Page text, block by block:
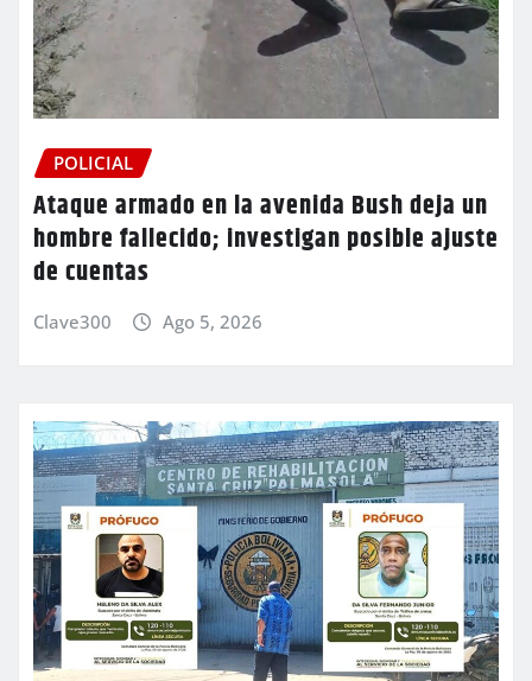
POLICIAL
Ataque armado en la avenida Bush deja un
hombre fallecido; investigan posible ajuste
de cuentas
Clave300 Ago 5, 2026